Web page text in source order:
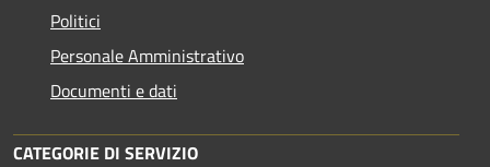
Politici
Personale Amministrativo
Documenti e dati
CATEGORIE DI SERVIZIO